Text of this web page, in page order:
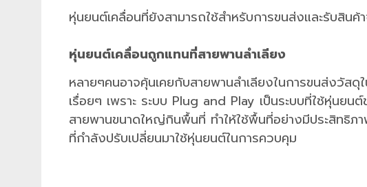
หุ่นยนต์เคลื่อนที่ยังสามารถใช้สำหรับการขนส่งและรับสิน
หุ่นยนต์เคลื่อนถูกแทนที่สายพานลำเลียง
หลายๆคนอาจคุ้นเคยกับสายพานลำเลียงในการขนส่งวัส
เรื่อยๆ เพราะ ระบบ Plug and Play เป็นระบบที่ใช้หุ่นยน
สายพานขนาดใหญ่กินพื้นที่ ทำให้ใช้พื้นที่อย่างมีประสิทธิภ
ที่กำลังปรับเปลี่ยนมาใช้หุ่นยนต์ในการควบคุม